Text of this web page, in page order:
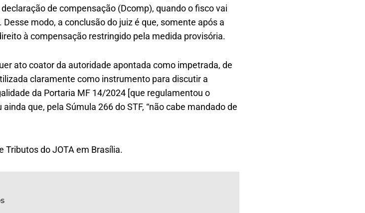
de compensação (Dcomp), quando o fisco vai
modo, a conclusão do juiz é que, somente após a
à compensação restringido pela medida provisória.
ato coator da autoridade apontada como impetrada, de
claramente como instrumento para discutir a
da Portaria MF 14/2024 [que regulamentou o
que, pela Súmula 266 do STF, “não cabe mandado de
Tributos do JOTA em Brasília.